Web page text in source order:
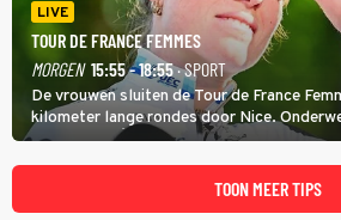
LIVE
TOUR DE FRANCE FEMMES
MORGEN 15:55 - 18:55· SPORT
De vrouwen sluiten de Tour de France
kilometer lange rondes door Nice.
zware Col d'Èze. Aan de finish op de
de eindwinnaar de laatste gele trui.
TOON MEER TIPS